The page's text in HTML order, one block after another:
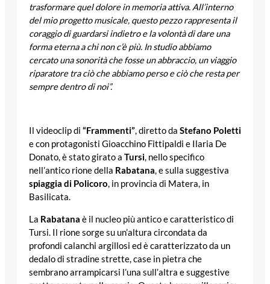
trasformare quel dolore in memoria attiva. All’interno
del mio progetto musicale, questo pezzo rappresenta il
coraggio di guardarsi indietro e la volontà di dare una
forma eterna a chi non c’è più. In studio abbiamo
cercato una sonorità che fosse un abbraccio, un viaggio
riparatore tra ciò che abbiamo perso e ciò che resta per
sempre dentro di noi”.
Il videoclip di “Frammenti”, diretto da Stefano Poletti
e con protagonisti Gioacchino Fittipaldi e Ilaria De
Donato, è stato girato a Tursi, nello specifico
nell’antico rione della Rabatana, e sulla suggestiva
spiaggia di Policoro, in provincia di Matera, in
Basilicata.
La Rabatana è il nucleo più antico e caratteristico di
Tursi. Il rione sorge su un’altura circondata da
profondi calanchi argillosi ed è caratterizzato da un
dedalo di stradine strette, case in pietra che
sembrano arrampicarsi l’una sull’altra e suggestive